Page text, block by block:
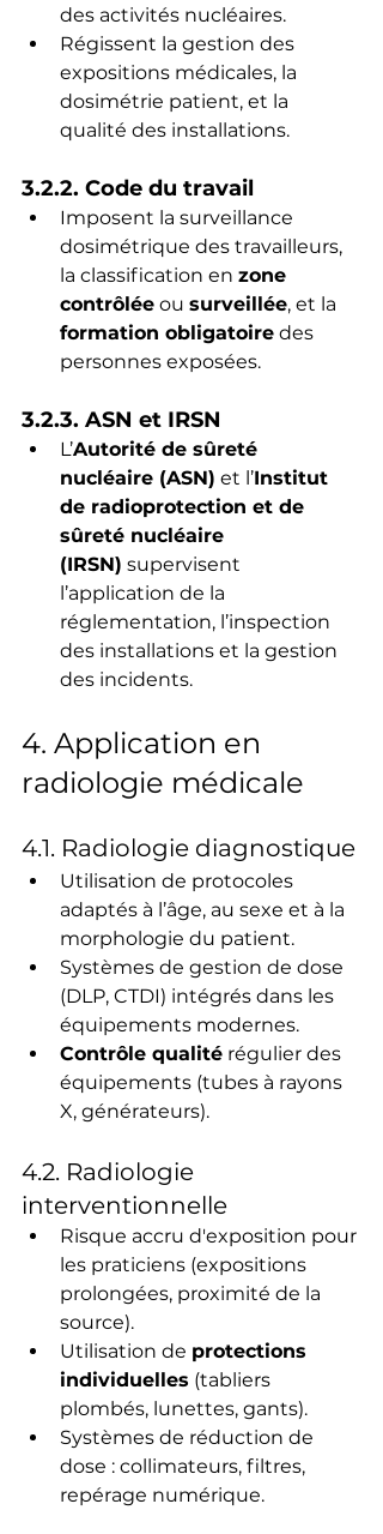
des activités nucléaires.
Régissent la gestion des
expositions médicales, la
dosimétrie patient, et la
qualité des installations.
3.2.2. Code du travail
Imposent la surveillance
dosimétrique des travailleurs,
la classification en zone
contrôlée ou surveillée, et la
formation obligatoire des
personnes exposées.
3.2.3. ASN et IRSN
L’Autorité de sûreté
nucléaire (ASN) et l’Institut
de radioprotection et de
sûreté nucléaire
(IRSN) supervisent
l’application de la
réglementation, l’inspection
des installations et la gestion
des incidents.
4. Application en
radiologie médicale
4.1. Radiologie diagnostique
Utilisation de protocoles
adaptés à l’âge, au sexe et à la
morphologie du patient.
Systèmes de gestion de dose
(DLP, CTDI) intégrés dans les
équipements modernes.
Contrôle qualité régulier des
équipements (tubes à rayons
X, générateurs).
4.2. Radiologie
interventionnelle
Risque accru d'exposition pour
les praticiens (expositions
prolongées, proximité de la
source).
Utilisation de protections
individuelles (tabliers
plombés, lunettes, gants).
Systèmes de réduction de
dose : collimateurs, filtres,
repérage numérique.